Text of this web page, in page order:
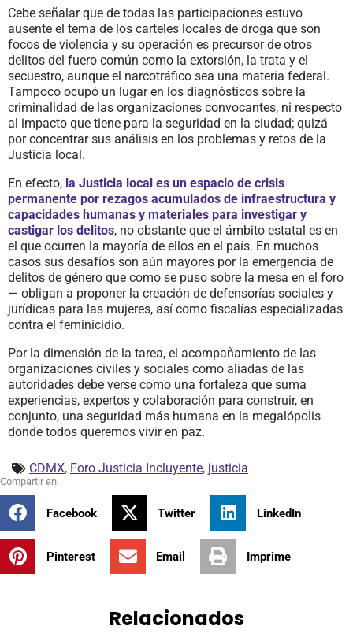
Cebe señalar que de todas las participaciones estuvo
ausente el tema de los carteles locales de droga que son
focos de violencia y su operación es precursor de otros
delitos del fuero común como la extorsión, la trata y el
secuestro, aunque el narcotráfico sea una materia federal.
Tampoco ocupó un lugar en los diagnósticos sobre la
criminalidad de las organizaciones convocantes, ni respecto
al impacto que tiene para la seguridad en la ciudad; quizá
por concentrar sus análisis en los problemas y retos de la
Justicia local.
En efecto, la Justicia local es un espacio de crisis
permanente por rezagos acumulados de infraestructura y
capacidades humanas y materiales para investigar y
castigar los delitos, no obstante que el ámbito estatal es en
el que ocurren la mayoría de ellos en el país. En muchos
casos sus desafíos son aún mayores por la emergencia de
delitos de género que como se puso sobre la mesa en el foro
— obligan a proponer la creación de defensorías sociales y
jurídicas para las mujeres, así como fiscalías especializadas
contra el feminicidio.
Por la dimensión de la tarea, el acompañamiento de las
organizaciones civiles y sociales como aliadas de las
autoridades debe verse como una fortaleza que suma
experiencias, expertos y colaboración para construir, en
conjunto, una seguridad más humana en la megalópolis
donde todos queremos vivir en paz.
CDMX, Foro Justicia Incluyente, justicia
Facebook Twitter LinkedIn
Pinterest Email Imprime
Relacionados